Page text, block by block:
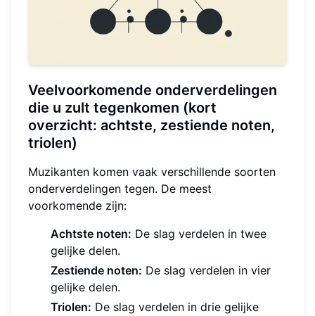
Veelvoorkomende onderverdelingen
die u zult tegenkomen (kort
overzicht: achtste, zestiende noten,
triolen)
Muzikanten komen vaak verschillende soorten
onderverdelingen tegen. De meest
voorkomende zijn:
Achtste noten: De slag verdelen in twee
gelijke delen.
Zestiende noten: De slag verdelen in vier
gelijke delen.
Triolen: De slag verdelen in drie gelijke